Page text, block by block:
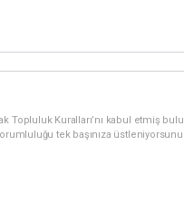
Topluluk Kuralları’nı kabul etmiş
tek başınıza